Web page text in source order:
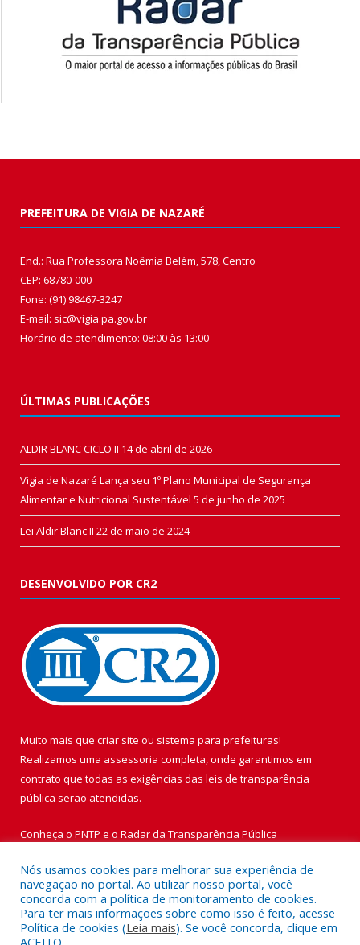
PREFEITURA DE VIGIA DE NAZARÉ
End.: Rua Professora Noêmia Belém, 578, Centro
CEP: 68780-000
Fone: (91) 98467-3247
E-mail: sic@vigia.pa.gov.br
Horário de atendimento: 08:00 às 13:00
ÚLTIMAS PUBLICAÇÕES
ALDIR BLANC CICLO II 14 de abril de 2026
Vigia de Nazaré Lança seu 1º Plano Municipal de Segurança
Alimentar e Nutricional Sustentável 5 de junho de 2025
Lei Aldir Blanc II 22 de maio de 2024
DESENVOLVIDO POR CR2
Muito mais que criar site ou sistema para prefeituras!
Realizamos uma assessoria completa, onde garantimos em
contrato que todas as exigências das leis de transparência
pública serão atendidas.
Conheça o PNTP e o Radar da Transparência Pública
Todos os direitos reservados a Prefeitura Municipal de Vigia de
Nazaré.
Nós usamos cookies para melhorar sua experiência de
navegação no portal. Ao utilizar nosso portal, você
concorda com a política de monitoramento de cookies.
Para ter mais informações sobre como isso é feito, acesse
Política de cookies (Leia mais). Se você concorda, clique em
ACEITO.